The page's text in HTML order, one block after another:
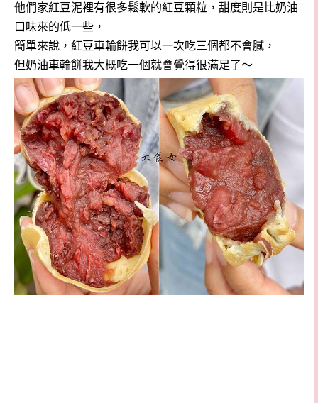
他們家紅豆泥裡有很多鬆軟的紅豆顆粒，甜度則是比奶油
口味來的低一些，
簡單來說，紅豆車輪餅我可以一次吃三個都不會膩，
但奶油車輪餅我大概吃一個就會覺得很滿足了～